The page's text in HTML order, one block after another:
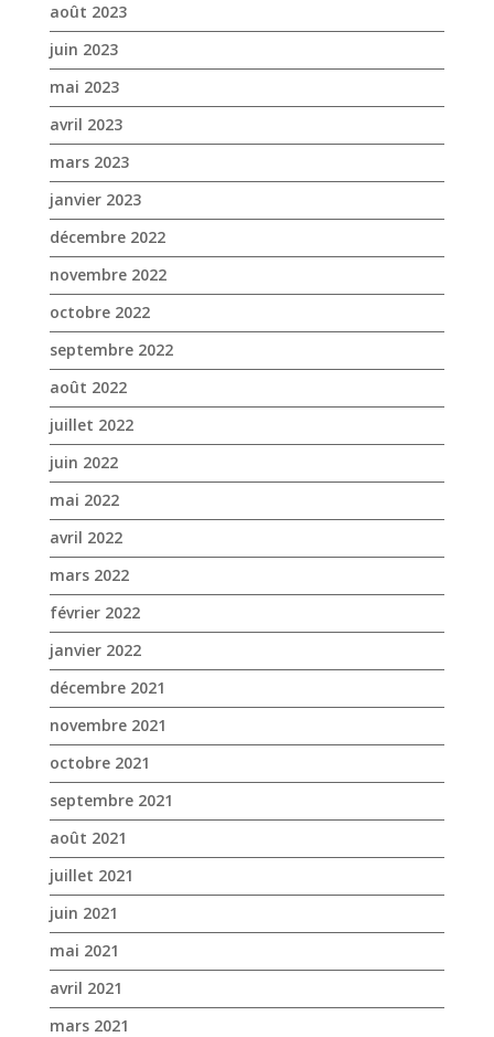
août 2023
juin 2023
mai 2023
avril 2023
mars 2023
janvier 2023
décembre 2022
novembre 2022
octobre 2022
septembre 2022
août 2022
juillet 2022
juin 2022
mai 2022
avril 2022
mars 2022
février 2022
janvier 2022
décembre 2021
novembre 2021
octobre 2021
septembre 2021
août 2021
juillet 2021
juin 2021
mai 2021
avril 2021
mars 2021